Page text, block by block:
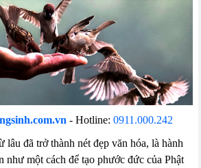
- Hotline: 0911.000.242
lâu đã trở thành nét đẹp văn hóa, là hành
như một cách để tạo phước đức của Phật